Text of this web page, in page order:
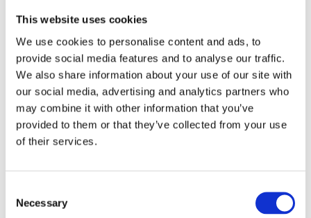
This website uses cookies
We use cookies to personalise content and ads, to
provide social media features and to analyse our traffic.
We also share information about your use of our site with
our social media, advertising and analytics partners who
may combine it with other information that you’ve
provided to them or that they’ve collected from your use
of their services.
Selection
Necessary
Das Board Forum richtet sich an Sie, wenn Sie Ihr
Netzwerk innerhalb von Vorstandskreisen
optimieren möchten.
4 physische Forum-Veranstaltungen pro
Jahr
4 Online-Masterclasses der Chicago Booth
School of Business